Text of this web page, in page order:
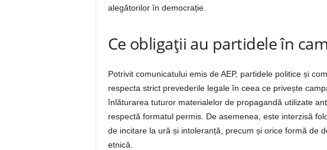
alegătorilor în democrație.
Ce obligații au partidele în
Potrivit comunicatului emis de AEP, partidele politice și
respecta strict prevederile legale în ceea ce privește
înlăturarea tuturor materialelor de propagandă utilizate
respectă formatul permis. De asemenea, este interzisă
de incitare la ură și intoleranță, precum și orice formă de
etnică.